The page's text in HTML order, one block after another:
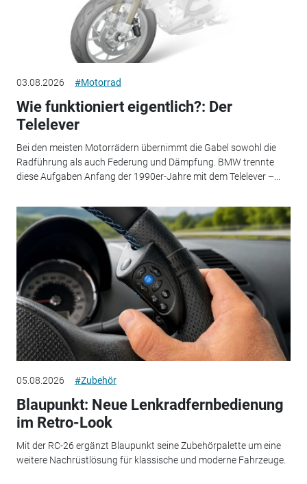
03.08.2026 #Motorrad
Wie funktioniert eigentlich?: Der
Telelever
Bei den meisten Motorrädern übernimmt die Gabel sowohl die
Radführung als auch Federung und Dämpfung. BMW trennte
diese Aufgaben Anfang der 1990er-Jahre mit dem Telelever –...
05.08.2026 #Zubehör
Blaupunkt: Neue Lenkradfernbedienung
im Retro-Look
Mit der RC-26 ergänzt Blaupunkt seine Zubehörpalette um eine
weitere Nachrüstlösung für klassische und moderne Fahrzeuge.